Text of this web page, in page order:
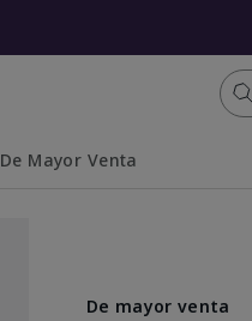
De Mayor Venta
De mayor venta